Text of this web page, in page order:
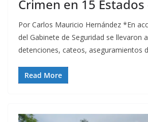
Crimen en 15 Estados
Por Carlos Mauricio Hernández *En
del Gabinete de Seguridad se llevaron
detenciones, cateos, aseguramientos
Read More